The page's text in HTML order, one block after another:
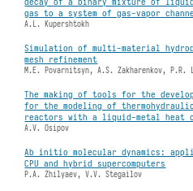
gas to a system of gas-vapor
A.L. Kupershtokh
Simulation of multi-material
mesh refinement
M.E. Povarnitsyn, A.S. Zakharenkov, P.R.
The making of tools for the
for the modeling of
reactors with a liquid-metal heat
A.V. Osipov
Ab initio molecular dynamics:
CPU and hybrid supercomputers
P.A. Zhilyaev, V.V. Stegailov